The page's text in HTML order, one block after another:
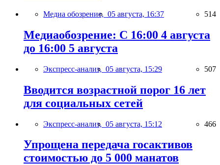
Медиа обозрение, 05 августа, 16:37 514
Медиаобозрение: С 16:00 4 августа
до 16:00 5 августа
Экспресс-анализ, 05 августа, 15:29 507
Вводится возрастной порог 16 лет
для социальных сетей
Экспресс-анализ, 05 августа, 15:12 466
Упрощена передача госактивов
стоимостью до 5 000 манатов